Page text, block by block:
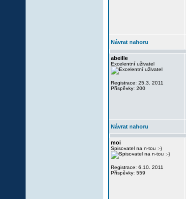
Návrat nahoru
abeille
Excelentní uživatel
Registrace: 25.3. 2011
Příspěvky: 200
Návrat nahoru
moi
Spisovatel na n-tou :-)
Registrace: 6.10. 2011
Příspěvky: 559